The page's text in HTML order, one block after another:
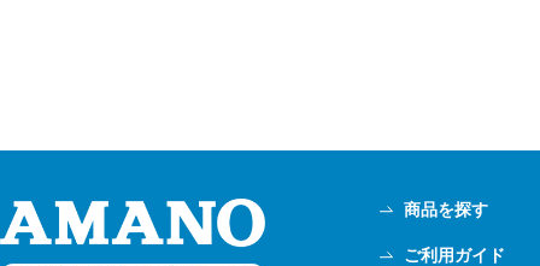
商品を探す
ご利用ガイド